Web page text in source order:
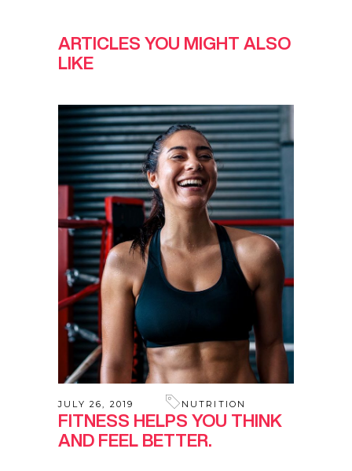
ARTICLES YOU MIGHT ALSO
LIKE
JULY 26, 2019 NUTRITION
FITNESS HELPS YOU THINK
AND FEEL BETTER.